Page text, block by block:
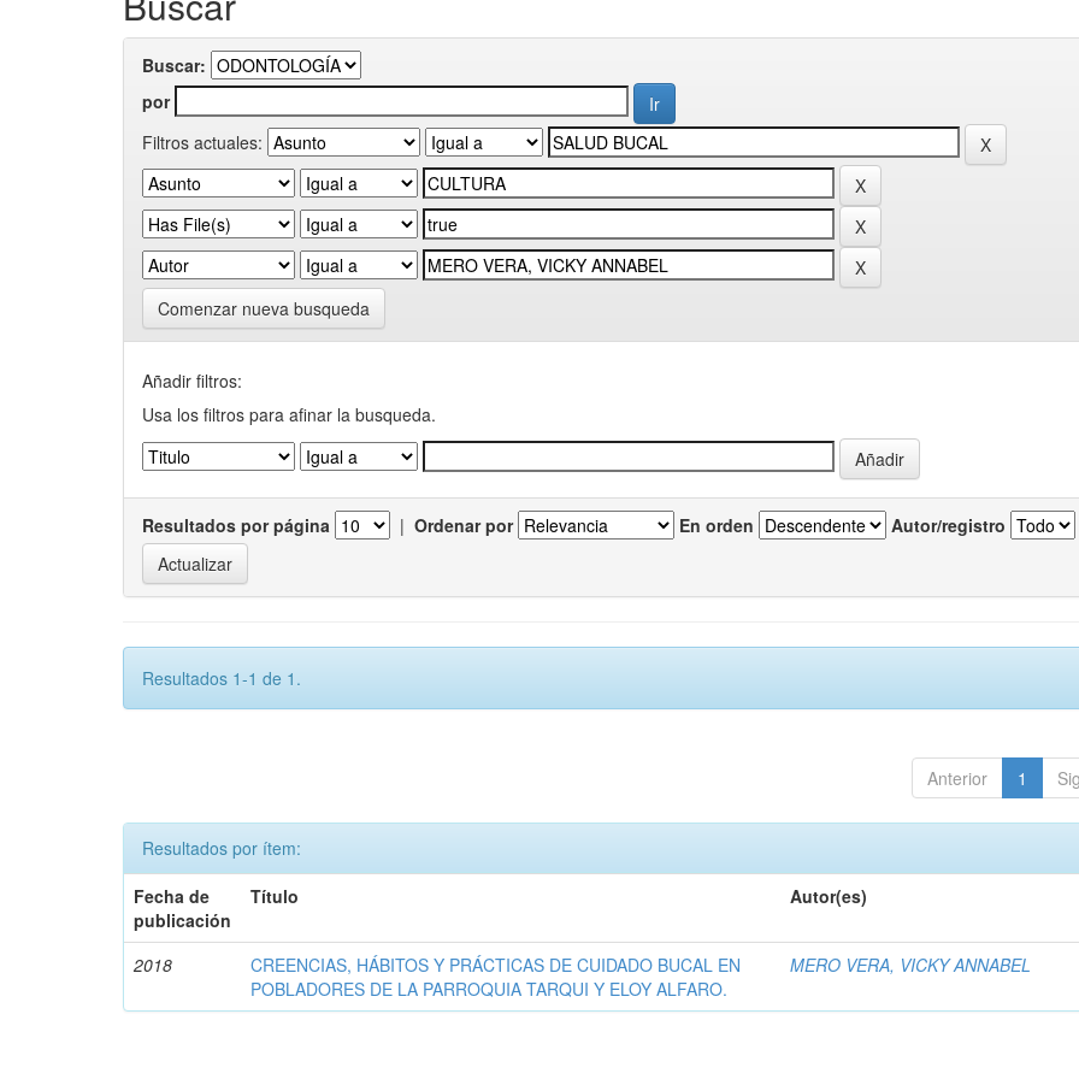
Buscar:
por
Filtros actuales:
Comenzar nueva busqueda
Añadir filtros:
Usa los filtros para afinar la busqueda.
Resultados por página | Ordenar por En orden Autor/registro
Resultados 1-1 de 1.
Anterior 1
Resultados por ítem:
Fecha de
publicación
Título Autor(es)
2018
CREENCIAS, HÁBITOS Y PRÁCTICAS DE CUIDADO BUCAL EN
POBLADORES DE LA PARROQUIA TARQUI Y ELOY ALFARO.
MERO VERA, VICKY ANNABEL